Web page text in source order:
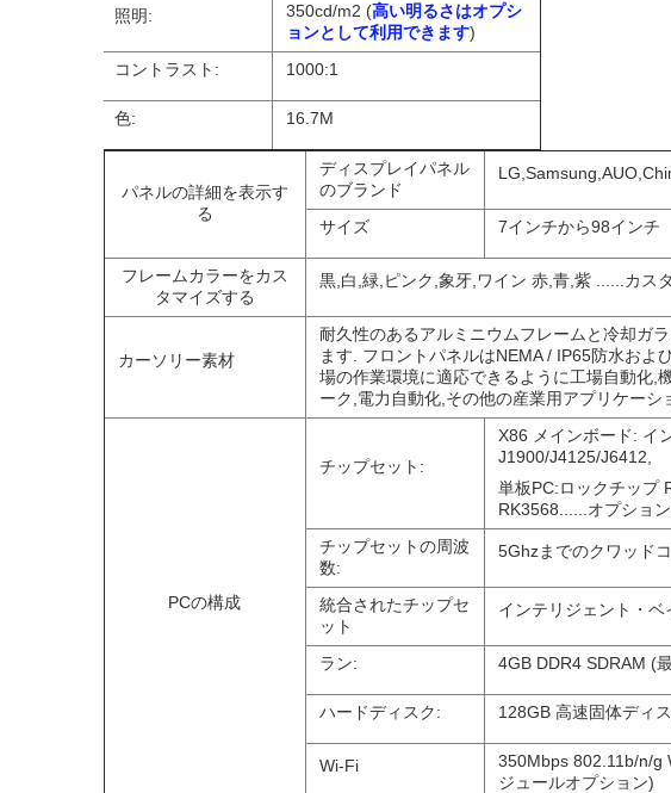
照明: 350cd/m2 (高い明るさはオプシ
ョンとして利用できます)
コントラスト:
1000:1
色: 16.7M
パネルの詳細を表示す
る
ディスプレイパネル
のブランド
サイズ 7インチから98インチ
フレームカラーをカス
タマイズする
黒,白,緑,ピンク,象牙,ワイン 赤,青,紫 ......カス
カーソリー素材
耐久性のあるアルミニウムフレームと冷却ガ
ます. フロントパネルはNEMA / IP65防水およ
場の作業環境に適応できるように工場自動化,
ーク,電力自動化,その他の産業用アプリケーシ
PCの構成
チップセット:
X86 メインボード: イ
J1900/J4125/J6412,
単板PC:ロックチップ
RK3568......オプショ
チップセットの周波
数:
5Ghzまでのクワッド
統合されたチップセ
ット
インテリジェント・
ラン: 4GB DDR4 SDRAM (
ハードディスク: 128GB 高速固体ディ
Wi-Fi
350Mbps 802.11b/n/g
ジュールオプション)